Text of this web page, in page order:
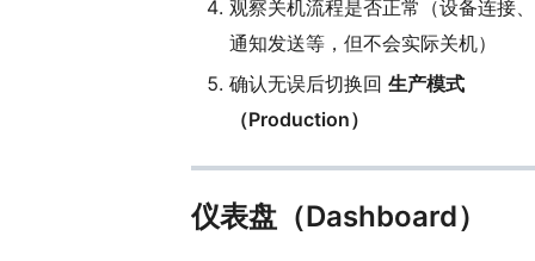
观察关机流程是否正常（设备连接、
通知发送等，但不会实际关机）
确认无误后切换回 生产模式
（Production）
仪表盘（Dashboard）